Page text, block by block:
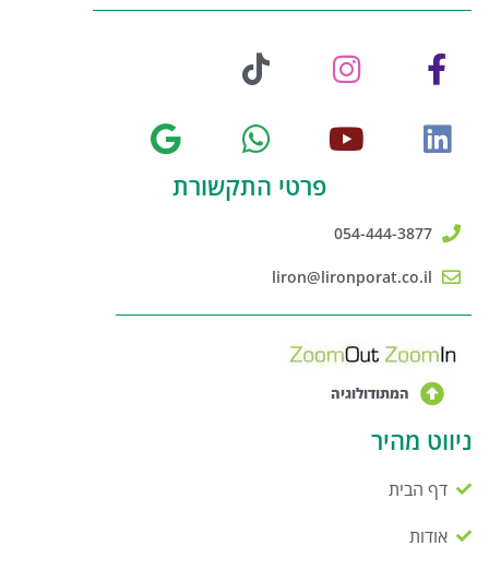
פרטי התקשורת
054-444-3877
liron@lironporat.co.il
המתודולוגיה
ניווט מהיר
דף הבית
אודות